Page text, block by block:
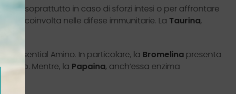
soprattutto in caso di sforzi intesi o per affrontare
è coinvolta nelle difese immunitarie. La Taurina,
Essential Amino. In particolare, la Bromelina presenta
Mentre, la Papaina, anch’essa enzima